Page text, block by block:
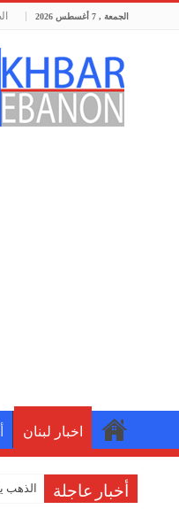
الجمعة , 7 أغسطس 2026
اخبار لبنان
أخبار عاجلة الذهب